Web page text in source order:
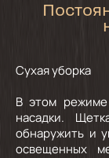
Сухая уборка
В этом
насадки.
обнаружить и
освещенных